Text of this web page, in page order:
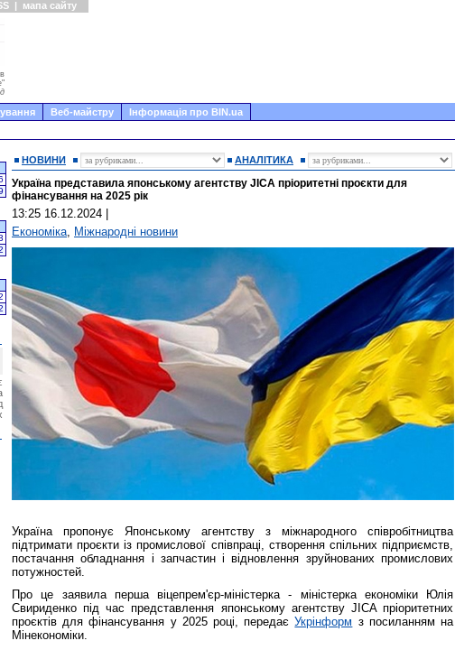
| мапа сайту
Веб-майстру Інформація про BIN.ua
НОВИНИ АНАЛІТИКА
Україна представила японському агентству JICA пріоритетні проєкти для
фінансування на 2025 рік
13:25 16.12.2024
Економіка, Міжнародні новини
Україна пропонує Японському агентству з міжнародного співробітництва
підтримати проєкти із промислової співпраці, створення спільних підприємств,
постачання обладнання і запчастин і відновлення зруйнованих промислових
потужностей.
Про це заявила перша віцепрем'єр-міністерка - міністерка економіки Юлія
Свириденко під час представлення японському агентству JICA пріоритетних
проєктів для фінансування у 2025 році, передаєУкрінформ з посиланням на
Мінекономіки.